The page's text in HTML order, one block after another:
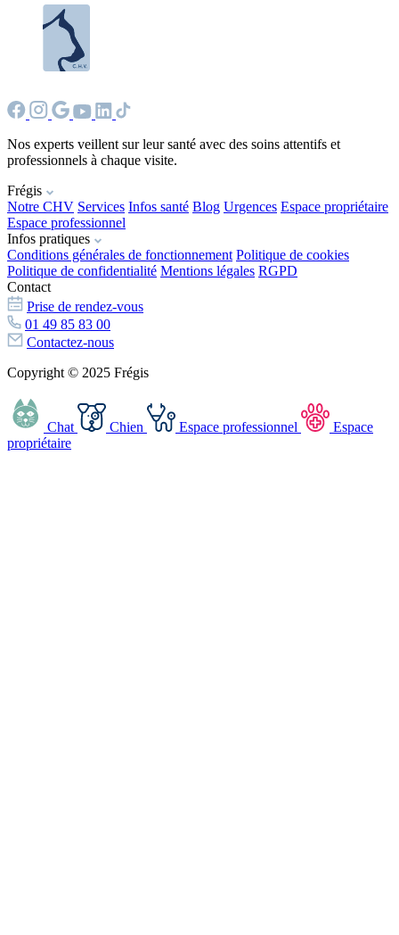
Nos experts veillent sur leur santé avec des soins attentifs et
professionnels à chaque visite.
Frégis
Notre CHV Services Infos santé Blog Urgences Espace propriétaire
Espace professionnel
Infos pratiques
Conditions générales de fonctionnement Politique de cookies
Politique de confidentialité Mentions légales RGPD
Contact
Prise de rendez-vous
01 49 85 83 00
Contactez-nous
Copyright © 2025 Frégis
Chat Chien Espace professionnel
Espace
propriétaire